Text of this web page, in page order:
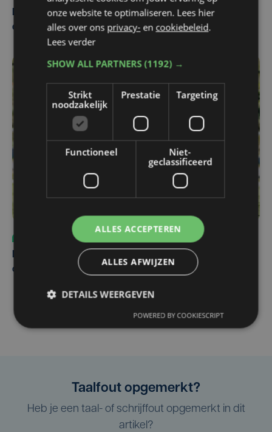
Belgisch Solar Team met West-Vlamingen wint voor
eerst in VS
vr 31 juli | 12:46
Net voor kraker tegen Essevee: match van KV Kortrijk
op Anderlecht uitgesteld door Europees voetbal
Taalfout opgemerkt?
Heb je een taal- of schrijffout opgemerkt in dit
artikel?
onze website te optimaliseren. Lees hier
alles over ons privacy- en cookiebeleid.
Lees verder
SHOW ALL PARTNERS(1192) →
Strikt
noodzakelijk
Prestatie Targeting
Functioneel
Niet-
geclassificeerd
ALLES ACCEPTEREN
ALLES AFWIJZEN
DETAILS WEERGEVEN
POWERED BY COOKIESCRIPT